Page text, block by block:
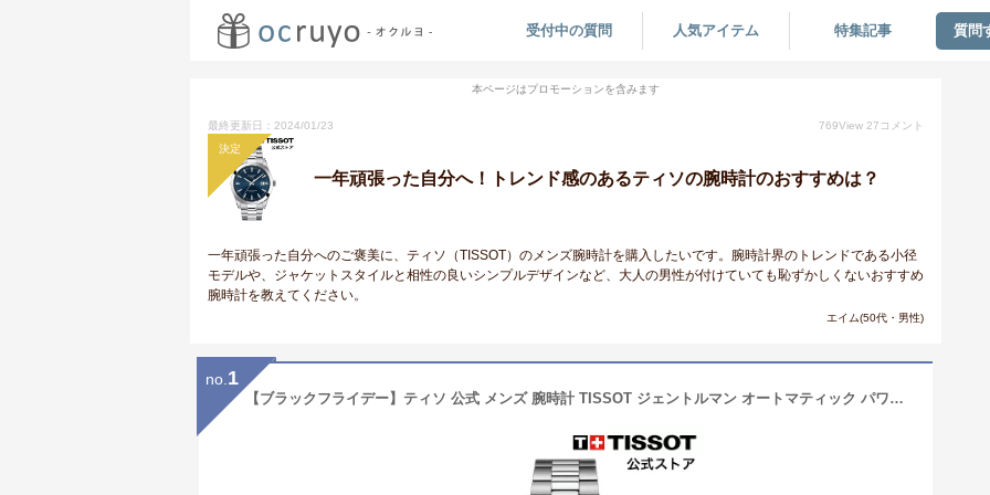
受付中の質問 人気アイテム 特集記事 質問
本ページはプロモーションを含みます
最終更新日：2024/01/23 769View 27 コメント
決定
一年頑張った自分へ！トレンド感のあるティソの腕時計のおすすめは？
一年頑張った自分へのご褒美に、ティソ（TISSOT）のメンズ腕時計を購入したいです。腕時計界のトレンドである小径
モデルや、ジャケットスタイルと相性の良いシンプルデザインなど、大人の男性が付けていても恥ずかしくないおすすめ
腕時計を教えてください。
エイム(50代・男性)
no. 1
【ブラックフライデー】ティソ 公式 メンズ 腕時計 TISSOT ジェントルマン オートマティック パワーマティック80 シリシウム ブルー文字盤 ブレスレット T1274071104100